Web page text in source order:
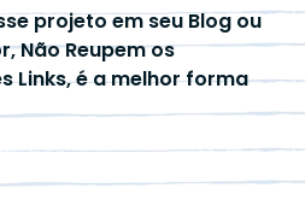
projeto em seu Blog ou
Não Reupem os
Links, é a melhor forma